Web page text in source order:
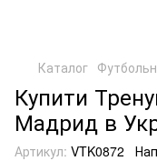
Каталог
Купити
Мадрид в
Артикул: VTK0872